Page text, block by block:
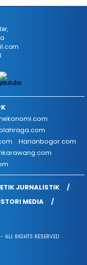
Harianbogor.com
JURNALISTIK
MEDIA
RIGHTS RESERVED